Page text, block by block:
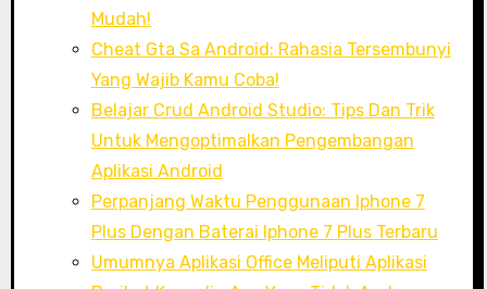
Mudah!
Cheat Gta Sa Android: Rahasia Tersembunyi
Yang Wajib Kamu Coba!
Belajar Crud Android Studio: Tips Dan Trik
Untuk Mengoptimalkan Pengembangan
Aplikasi Android
Perpanjang Waktu Penggunaan Iphone 7
Plus Dengan Baterai Iphone 7 Plus Terbaru
Umumnya Aplikasi Office Meliputi Aplikasi